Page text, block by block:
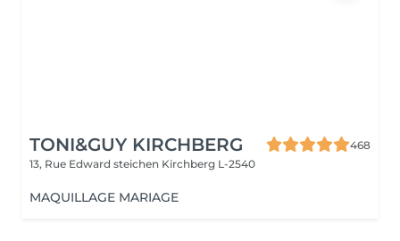
TONI&GUY KIRCHBERG
468
13, Rue Edward steichen Kirchberg L-2540
MAQUILLAGE MARIAGE